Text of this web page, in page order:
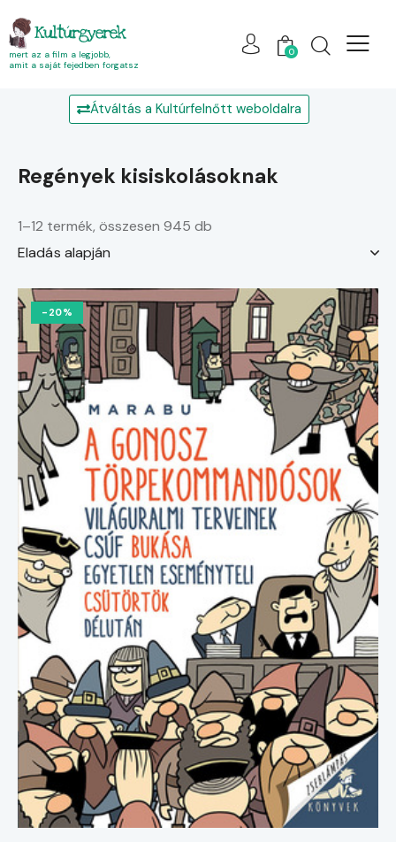
Kultúrgyerek
mert az a film a legjobb,
amit a saját fejedben forgatsz
0
Átváltás a Kultúrfelnőtt weboldalra
regények kisiskolásoknak
1–12 termék, összesen 945 db
-20%